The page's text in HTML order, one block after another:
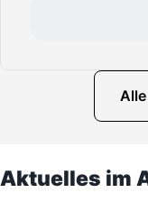
Aktuelles im